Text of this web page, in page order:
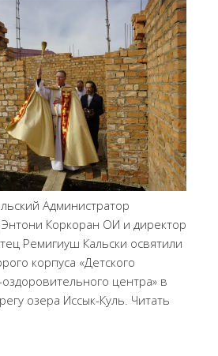
Администратор
Коркоран ОИ и директор
Ремигиуш Кальски освятили
корпуса «Детского
центра» в
озера Иссык-Куль. Читать